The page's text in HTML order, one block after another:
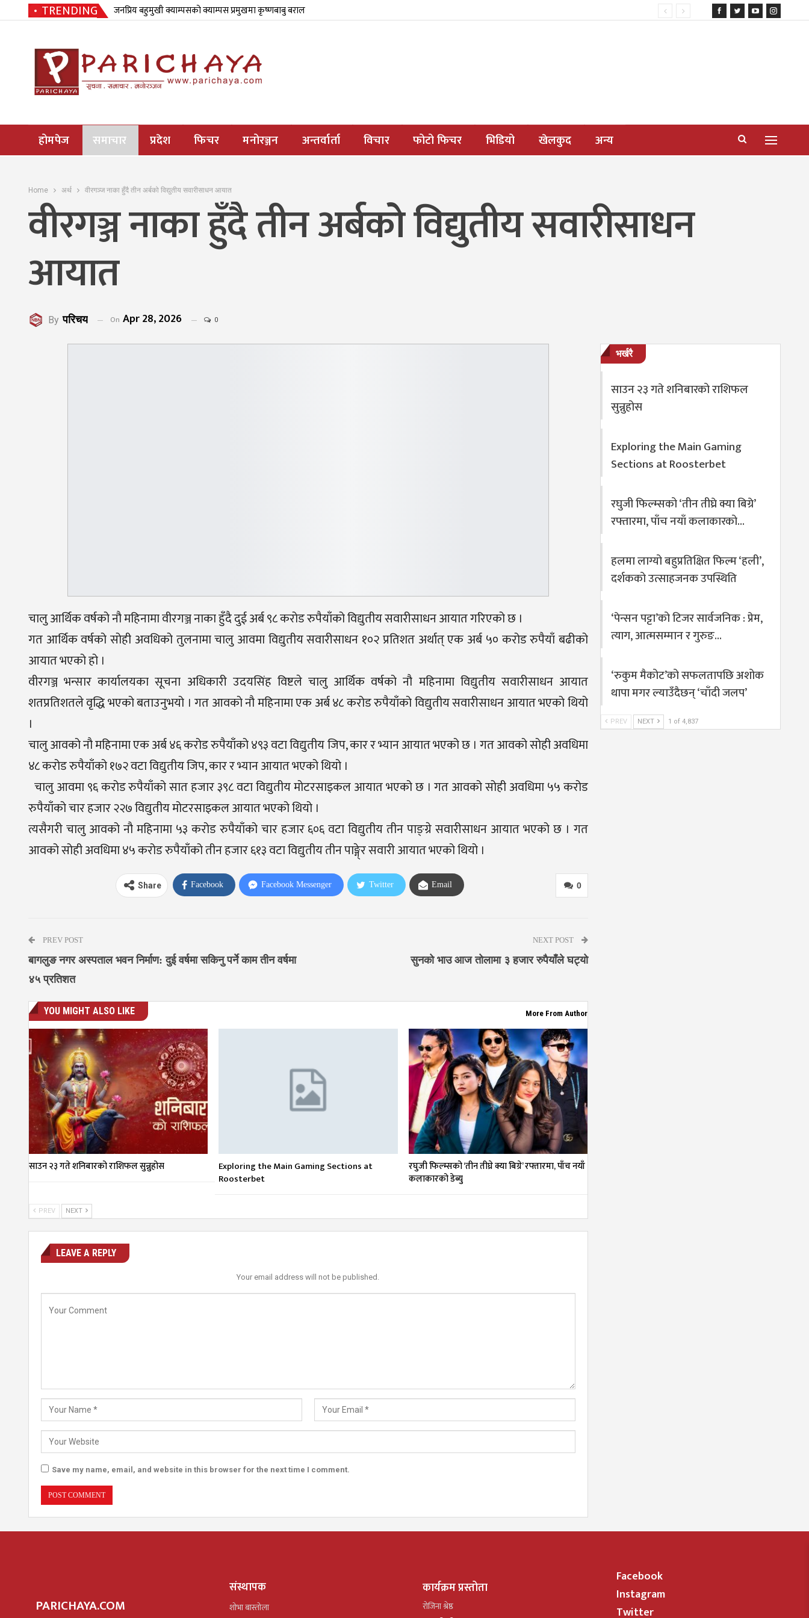
TRENDING जनप्रिय बहुमुखी क्याम्पसको क्याम्पस प्रमुखमा कृष्णबाबु बराल
होमपेज समाचार प्रदेश फिचर मनोरञ्जन अन्तर्वार्ता विचार फोटो फिचर भिडियो खेलकुद अन्य
Home अर्थ वीरगञ्ज नाका हुँदै तीन अर्बको विद्युतीय सवारीसाधन आयात
वीरगञ्ज नाका हुँदै तीन अर्बको विद्युतीय सवारीसाधन
आयात
By परिचय On Apr 28, 2026 0
चालु आर्थिक वर्षको नौ महिनामा वीरगञ्ज नाका हुँदै दुई अर्ब ९८ करोड रुपैयाँको विद्युतीय सवारीसाधन आयात गरिएको छ ।
गत आर्थिक वर्षको सोही अवधिको तुलनामा चालु आवमा विद्युतीय सवारीसाधन १०२ प्रतिशत अर्थात् एक अर्ब ५० करोड रुपैयाँ बढीको
आयात भएको हो ।
वीरगञ्ज भन्सार कार्यालयका सूचना अधिकारी उदयसिंह विष्टले चालु आर्थिक वर्षको नौ महिनामा विद्युतीय सवारीसाधन आयात
शतप्रतिशतले वृद्धि भएको बताउनुभयो । गत आवको नौ महिनामा एक अर्ब ४८ करोड रुपैयाँको विद्युतीय सवारीसाधन आयात भएको थियो
।
चालु आवको नौ महिनामा एक अर्ब ४६ करोड रुपैयाँको ४९३ वटा विद्युतीय जिप, कार र भ्यान आयात भएको छ । गत आवको सोही अवधिमा
४८ करोड रुपैयाँको १७२ वटा विद्युतीय जिप, कार र भ्यान आयात भएको थियो ।
चालु आवमा ९६ करोड रुपैयाँको सात हजार ३९८ वटा विद्युतीय मोटरसाइकल आयात भएको छ । गत आवको सोही अवधिमा ५५ करोड
रुपैयाँको चार हजार २२७ विद्युतीय मोटरसाइकल आयात भएको थियो ।
त्यसैगरी चालु आवको नौ महिनामा ५३ करोड रुपैयाँको चार हजार ६०६ वटा विद्युतीय तीन पाङ्ग्रे सवारीसाधन आयात भएको छ । गत
आवको सोही अवधिमा ४५ करोड रुपैयाँको तीन हजार ६१३ वटा विद्युतीय तीन पाङ्गे्र सवारी आयात भएको थियो ।
0
Share Facebook Facebook Messenger Twitter Email
PREV POST
बागलुङ नगर अस्पताल भवन निर्माण: दुई वर्षमा सकिनु पर्ने काम तीन वर्षमा
४५ प्रतिशत
NEXT POST
सुनको भाउ आज तोलामा ३ हजार रुपैयाँले घट्यो
YOU MIGHT ALSO LIKE More From Author
साउन २३ गते शनिबारको राशिफल सुन्नुहोस
Exploring the Main Gaming Sections at
Roosterbet
रघुजी फिल्म्सको ‘तीन तीघ्रे क्या बिग्रे’ रफ्तारमा, पाँच नयाँ
कलाकारको डेब्यु
PREV NEXT
LEAVE A REPLY
Your email address will not be published.
Save my name, email, and website in this browser for the next time I comment.
भर्खरै
साउन २३ गते शनिबारको राशिफल
सुन्नुहोस
Exploring the Main Gaming
Sections at Roosterbet
रघुजी फिल्म्सको ‘तीन तीघ्रे क्या बिग्रे’
रफ्तारमा, पाँच नयाँ कलाकारको…
हलमा लाग्यो बहुप्रतिक्षित फिल्म ‘हली’,
दर्शकको उत्साहजनक उपस्थिति
‘पेन्सन पट्टा’को टिजर सार्वजनिक : प्रेम,
त्याग, आत्मसम्मान र गुरुङ…
‘रुकुम मैकोट’को सफलतापछि अशोक
थापा मगर ल्याउँदैछन् ‘चाँदी जलप’
PREV NEXT 1 of 4,837
PARICHAYA.COM
संस्थापक
शोभा बास्तोला
कार्यक्रम प्रस्तोता
रोजिना श्रेष्ठ
Facebook
Instagram
Twitter